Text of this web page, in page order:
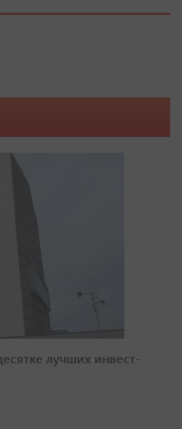
лучших инвест-